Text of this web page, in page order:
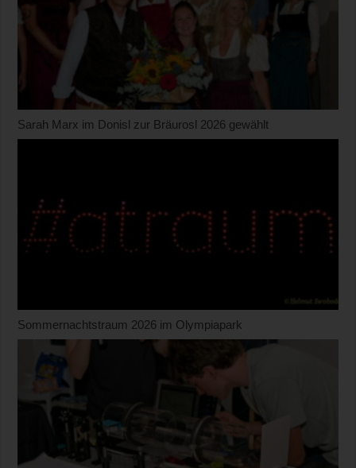
Sarah Marx im Donisl zur Bräurosl 2026 gewählt
Sommernachtstraum 2026 im Olympiapark